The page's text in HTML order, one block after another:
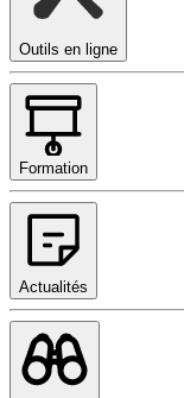
Outils en ligne
Formation
Actualités